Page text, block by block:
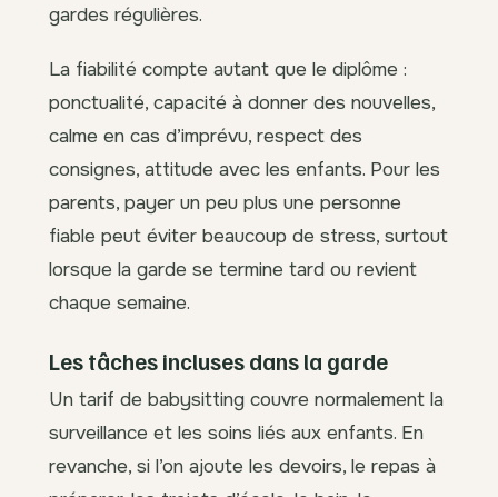
gardes régulières.
La fiabilité compte autant que le diplôme :
ponctualité, capacité à donner des nouvelles,
calme en cas d’imprévu, respect des
consignes, attitude avec les enfants. Pour les
parents, payer un peu plus une personne
fiable peut éviter beaucoup de stress, surtout
lorsque la garde se termine tard ou revient
chaque semaine.
Les tâches incluses dans la garde
Un tarif de babysitting couvre normalement la
surveillance et les soins liés aux enfants. En
revanche, si l’on ajoute les devoirs, le repas à